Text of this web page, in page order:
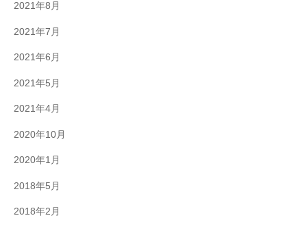
2021年8月
2021年7月
2021年6月
2021年5月
2021年4月
2020年10月
2020年1月
2018年5月
2018年2月